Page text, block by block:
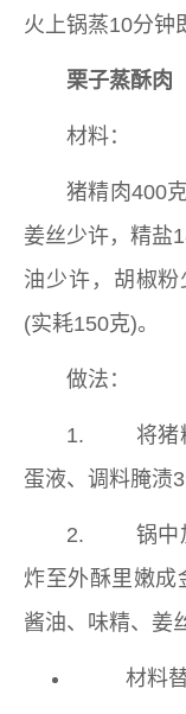
火上锅蒸10分钟
栗子蒸酥肉
材料：
猪精肉400
姜丝少许，精盐
油少许，胡椒
(实耗150克)。
做法：
1. 将猪精
蛋液、调料腌渍
2. 锅中加
炸至外酥里嫩成
酱油、味精、姜
材料